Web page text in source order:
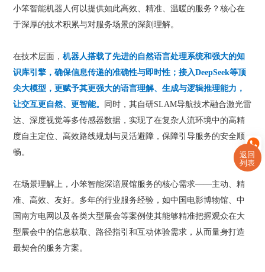
小笨智能机器人何以提供如此高效、精准、温暖的服务？核心在
于深厚的技术积累与对服务场景的深刻理解。
在技术层面，机器人搭载了先进的自然语言处理系统和强大的知
识库引擎，确保信息传递的准确性与即时性；接入DeepSeek等顶
尖大模型，更赋予其更强大的语言理解、生成与逻辑推理能力，
让交互更自然、更智能。
同时，其自研SLAM导航技术融合激光雷
达、深度视觉等多传感器数据，实现了在复杂人流环境中的高精
度自主定位、高效路线规划与灵活避障，保障引导服务的安全顺
畅。
在场景理解上，小笨智能深谙展馆服务的核心需求——主动、精
准、高效、友好。多年的行业服务经验，如中国电影博物馆、中
国南方电网以及各类大型展会等案例使其能够精准把握观众在大
型展会中的信息获取、路径指引和互动体验需求，从而量身打造
最契合的服务方案。
返回
列表